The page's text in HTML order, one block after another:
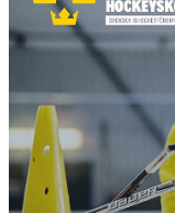
BILDGALLERI
DOKUMENT
KONTAKT